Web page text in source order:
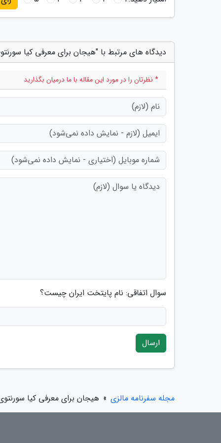
دیدگاه های مرتبط با "هیجان برای معرفی کیا سورنتوی
* نظرتان را در مورد این مقاله با ما درمیان بگذارید
سوال اتفاقی: نام پایتخت ایران چیست؟
ارسال
مجله سفرنامه مالزی » هیجان برای معرفی کیا سورنتوی